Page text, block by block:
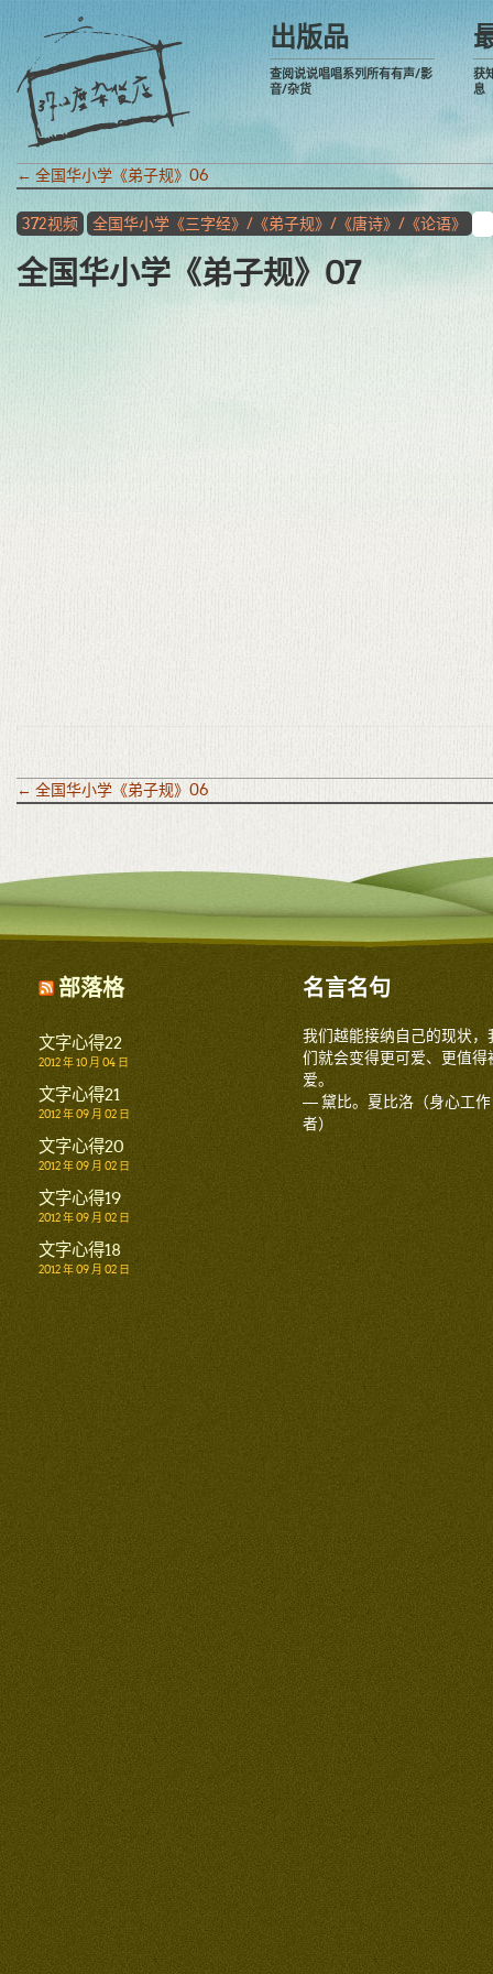
出版品
查阅说说唱唱系列所有有声/影
音/杂货
获
息
← 全国华小学《弟子规》06
372视频 全国华小学《三字经》/《弟子规》/《唐诗》/《论语》
全国华小学《弟子规》07
← 全国华小学《弟子规》06
部落格
文字心得22
2012 年 10 月 04 日
文字心得21
2012 年 09 月 02 日
文字心得20
2012 年 09 月 02 日
文字心得19
2012 年 09 月 02 日
文字心得18
2012 年 09 月 02 日
名言名句
我们越能接纳自己的现状，
们就会变得更可爱、更值得
爱。
— 黛比。夏比洛（身心工作
者）